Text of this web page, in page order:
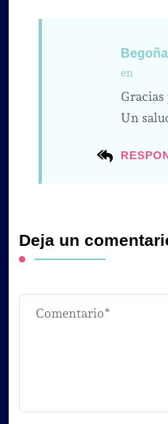
en
Un
Deja un